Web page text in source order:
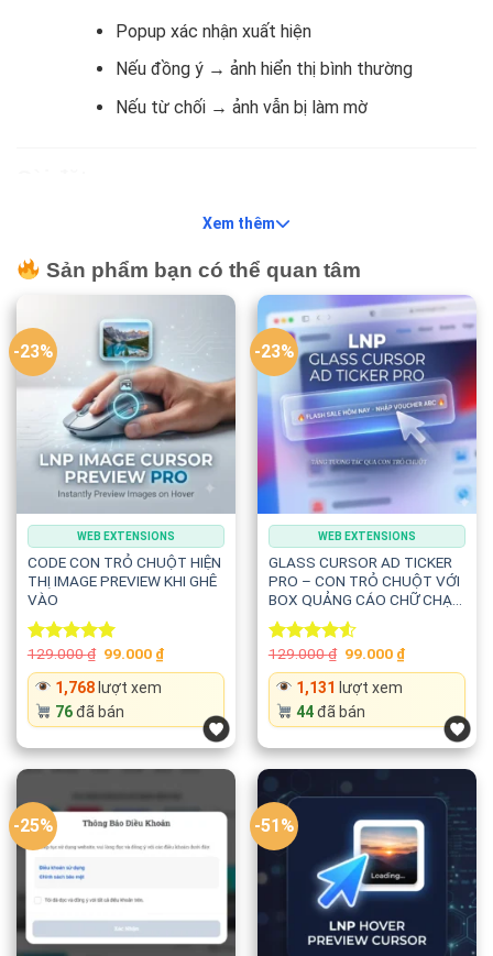
Popup xác nhận xuất hiện
Nếu đồng ý → ảnh hiển thị bình thường
Nếu từ chối → ảnh vẫn bị làm mờ
Sao chép toàn bộ CSS và JavaScript vào website
Với Blogger: chèn vào phần giao diện hoặc trước thẻ
</body>
Với WordPress: dùng plugin Header Footer hoặc chèn
vào theme
Xem thêm
Sản phẩm bạn có thể quan tâm
-23%
WEB EXTENSIONS
CODE CON TRỎ CHUỘT HIỆN
THỊ IMAGE PREVIEW KHI GHÊ
VÀO
Rated5.00
out of 5
129.000₫ Original
was:
129.000 ₫.
99.000 ₫Current
price
1,768lượt xem
76đã bán
-23%
WEB EXTENSIONS
GLASS CURSOR AD TICKER
PRO – CON TRỎ CHUỘT VỚI
BOX QUẢNG CÁO CHỮ CHẠY
THEO
Rated
4.50out
of 5
129.000₫ Original
was:
129.000 ₫.
99.000 ₫Current
price
1,131 lượt xem
44đã bán
-25% -51%